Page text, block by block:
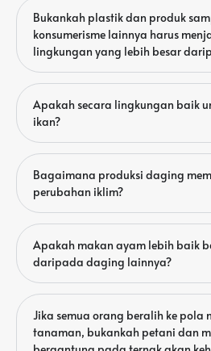
Bukankah plastik dan produk
konsumerisme lainnya harus
lingkungan yang lebih besar
Apakah secara lingkungan baik
ikan?
Bagaimana produksi daging
perubahan iklim?
Apakah makan ayam lebih baik
daripada daging lainnya?
Jika semua orang beralih ke pola
tanaman, bukankah petani dan